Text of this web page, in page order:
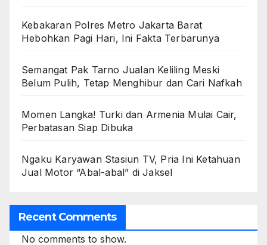
Kebakaran Polres Metro Jakarta Barat
Hebohkan Pagi Hari, Ini Fakta Terbarunya
Semangat Pak Tarno Jualan Keliling Meski
Belum Pulih, Tetap Menghibur dan Cari Nafkah
Momen Langka! Turki dan Armenia Mulai Cair,
Perbatasan Siap Dibuka
Ngaku Karyawan Stasiun TV, Pria Ini Ketahuan
Jual Motor “Abal-abal” di Jaksel
Recent Comments
No comments to show.